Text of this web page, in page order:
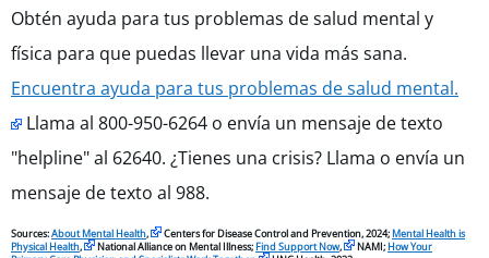
Obtén ayuda para tus problemas de salud mental y
física para que puedas llevar una vida más sana.
Encuentra ayuda para tus problemas de salud mental.
Llama al 800-950-6264 o envía un mensaje de texto
"helpline" al 62640. ¿Tienes una crisis? Llama o envía un
mensaje de texto al 988.
Sources:About Mental Health, Centers for Disease Control and Prevention, 2024; Mental Health is
Physical Health, National Alliance on Mental Illness; Find Support Now, NAMI; How Your